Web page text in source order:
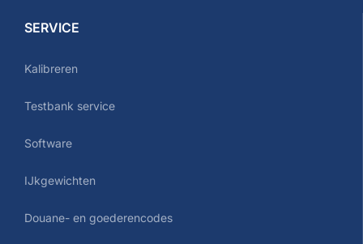
SERVICE
Kalibreren
Testbank service
Software
IJkgewichten
Douane- en goederencodes